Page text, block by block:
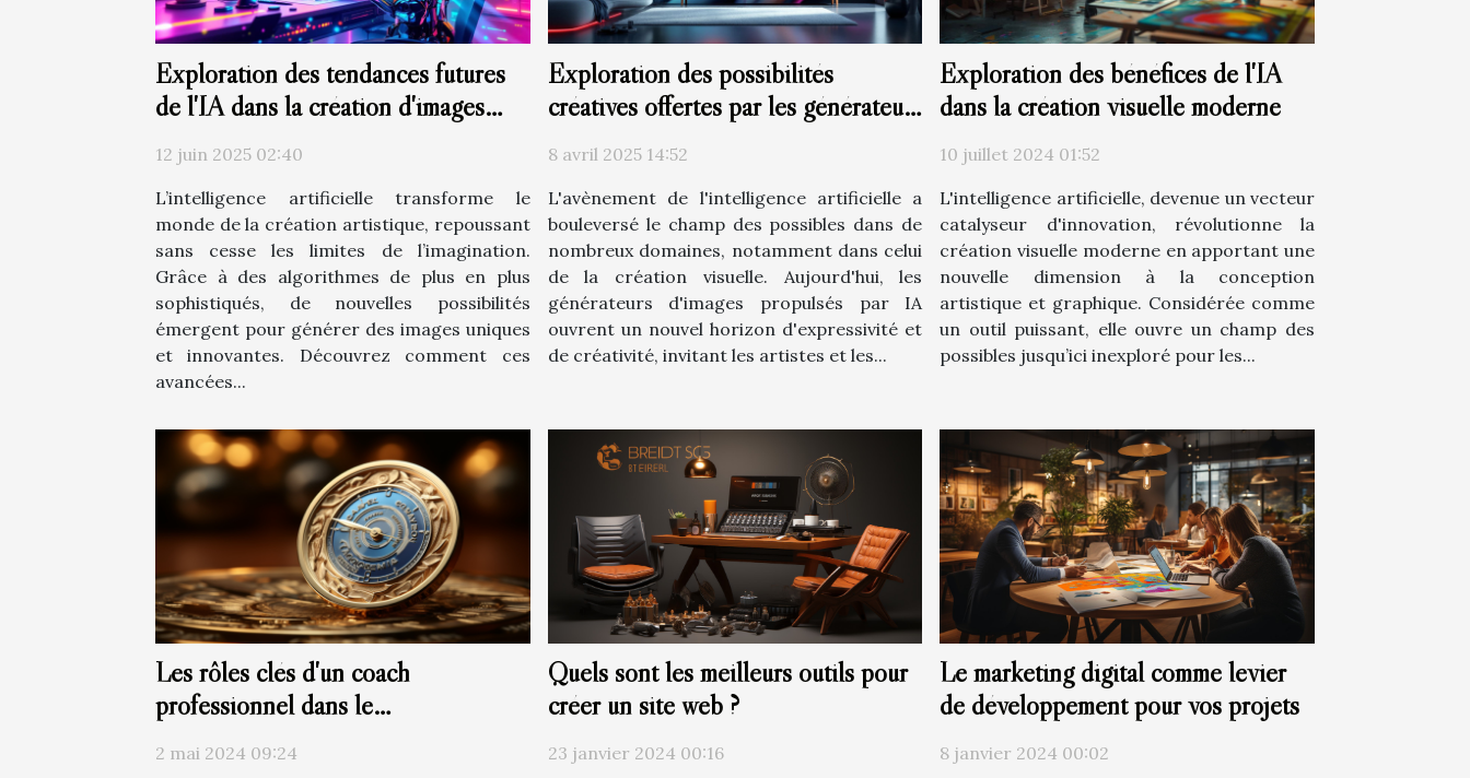
Exploration des tendances futures
de l'IA dans la création d'images
artistiques
12 juin 2025 02:40
L’intelligence artificielle transforme le
monde de la création artistique, repoussant
sans cesse les limites de l’imagination.
Grâce à des algorithmes de plus en plus
sophistiqués, de nouvelles possibilités
émergent pour générer des images uniques
et innovantes. Découvrez comment ces
avancées...
Exploration des possibilités
créatives offertes par les générateurs
d'images à base d'IA
8 avril 2025 14:52
L'avènement de l'intelligence artificielle a
bouleversé le champ des possibles dans de
nombreux domaines, notamment dans celui
de la création visuelle. Aujourd'hui, les
générateurs d'images propulsés par IA
ouvrent un nouvel horizon d'expressivité et
de créativité, invitant les artistes et les...
Exploration des bénéfices de l'IA
dans la création visuelle moderne
10 juillet 2024 01:52
L'intelligence artificielle, devenue un vecteur
catalyseur d'innovation, révolutionne la
création visuelle moderne en apportant une
nouvelle dimension à la conception
artistique et graphique. Considérée comme
un outil puissant, elle ouvre un champ des
possibles jusqu’ici inexploré pour les...
Les rôles clés d'un coach
professionnel dans le
développement de carrière
2 mai 2024 09:24
Quels sont les meilleurs outils pour
créer un site web ?
23 janvier 2024 00:16
Le marketing digital comme levier
de développement pour vos projets
8 janvier 2024 00:02